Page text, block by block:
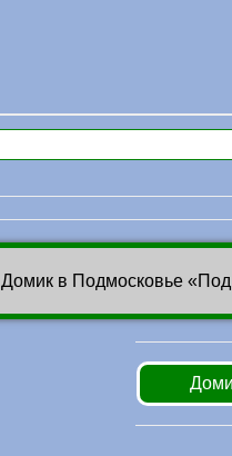
Домик в Подмосковье